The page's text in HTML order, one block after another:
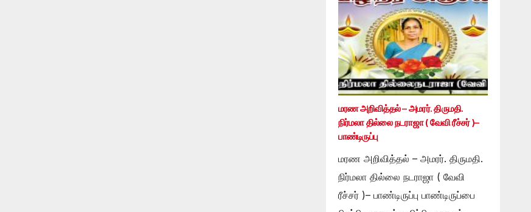
மரண அறிவித்தல் – அமரர். திருமதி.
நிர்மலா தில்லை நடராஜா ( வேவி ரீச்சர் )–
பாண்டிருப்பு
மரண அறிவித்தல் – அமரர். திருமதி.
நிர்மலா தில்லை நடராஜா ( வேவி
ரீச்சர் )– பாண்டிருப்பு பாண்டிருப்பை